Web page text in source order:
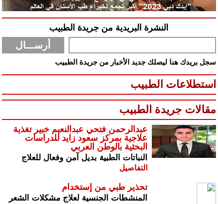
النشرة البريدية من جريدة الطبيب
سجل بريدك هنا ليصلك جديد الأخبار من جريدة الطبيب
استطلاعات الطبيب
مقالات جريدة الطبيب
عبدالرحمن فتحي عبدالنعيم خبير تغذية
علاجية بمركز سعود زايد للدراسات
البحثية بالوطن العربي
النباتات الطبية بديل آمن وفعال للعلاج
التفاصيل
تحذير طبي من إستخدام
المنشطات الجنسية لعلاج مشكلات الشعر